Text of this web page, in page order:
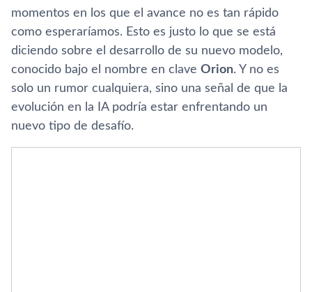
momentos en los que el avance no es tan rápido
como esperaríamos. Esto es justo lo que se está
diciendo sobre el desarrollo de su nuevo modelo,
conocido bajo el nombre en clave Orion. Y no es
solo un rumor cualquiera, sino una señal de que la
evolución en la IA podría estar enfrentando un
nuevo tipo de desafío.